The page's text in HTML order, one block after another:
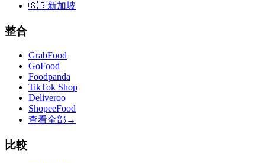
🇸🇬新加坡
整合
GrabFood
GoFood
Foodpanda
TikTok Shop
Deliveroo
ShopeeFood
查看全部 →
比較